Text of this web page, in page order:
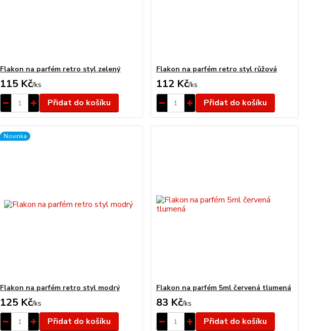
Flakon na parfém retro styl zelený
115 Kč/ks
Přidat do košíku
Flakon na parfém retro styl růžová
112 Kč/ks
Přidat do košíku
Novinka
Flakon na parfém retro styl modrý
125 Kč/ks
Přidat do košíku
Flakon na parfém 5ml červená tlumená
83 Kč/ks
Přidat do košíku